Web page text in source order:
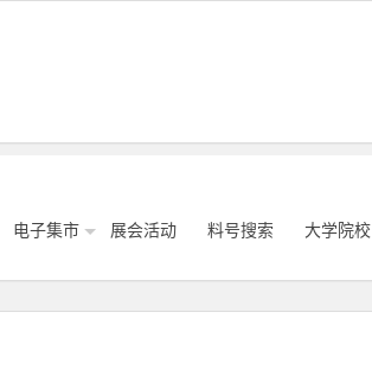
电子集市 展会活动 料号搜索 大学院校